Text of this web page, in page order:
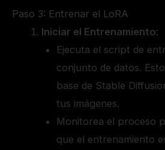
Paso 3: Entrenar el LoRA
Iniciar el Entrenamiento:
Ejecuta el script de
conjunto de datos.
base de Stable
tus imágenes.
Monitorea el proceso
que el entrenamiento